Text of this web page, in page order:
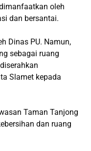
oleh
dan bersantai.
Dinas PU. Namun,
sebagai ruang
Slamet kepada
Taman Tanjong
dan ruang